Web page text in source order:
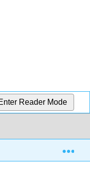
Reader Mode
5.8: